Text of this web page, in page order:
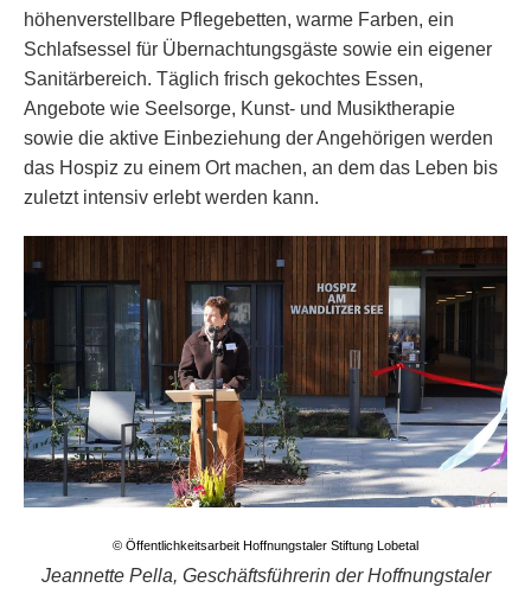
höhenverstellbare Pflegebetten, warme Farben, ein
Schlafsessel für Übernachtungsgäste sowie ein eigener
Sanitärbereich. Täglich frisch gekochtes Essen,
Angebote wie Seelsorge, Kunst- und Musiktherapie
sowie die aktive Einbeziehung der Angehörigen werden
das Hospiz zu einem Ort machen, an dem das Leben bis
zuletzt intensiv erlebt werden kann.
© Öffentlichkeitsarbeit Hoffnungstaler Stiftung Lobetal
Jeannette Pella, Geschäftsführerin der Hoffnungstaler